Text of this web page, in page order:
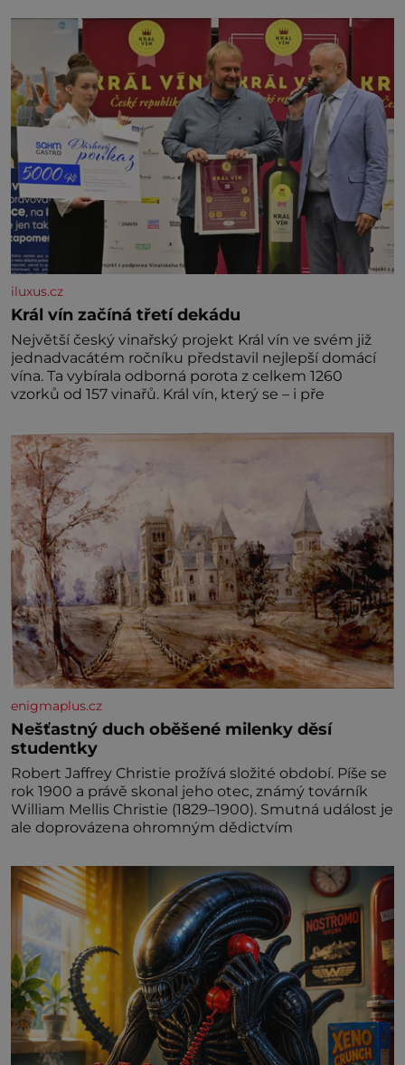
divné burácení skutečně ustane. Když o mnoho let
později hrobku
iluxus.cz
Král vín začíná třetí dekádu
Největší český vinařský projekt Král vín ve svém již
jednadvacátém ročníku představil nejlepší domácí
vína. Ta vybírala odborná porota z celkem 1260
vzorků od 157 vinařů. Král vín, který se – i pře
enigmaplus.cz
Nešťastný duch oběšené milenky děsí
studentky
Robert Jaffrey Christie prožívá složité období. Píše se
rok 1900 a právě skonal jeho otec, známý továrník
William Mellis Christie (1829–1900). Smutná událost je
ale doprovázena ohromným dědictvím